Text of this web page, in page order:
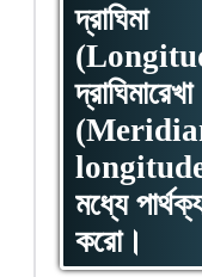
দ্রাঘিমা
দ্রাঘিমারেখা
মধ্যে
করো।